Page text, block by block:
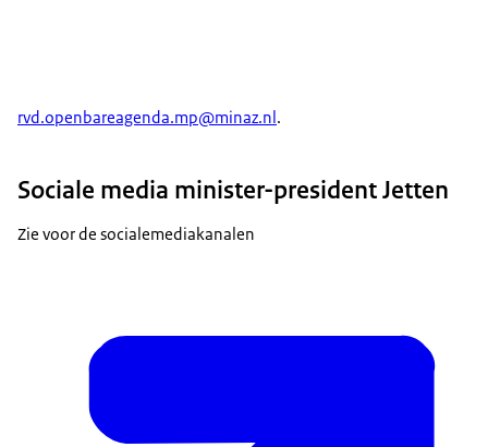
rvd.openbareagenda.mp@minaz.nl .
Sociale media minister-president Jetten
Zie voor de socialemediakanalen